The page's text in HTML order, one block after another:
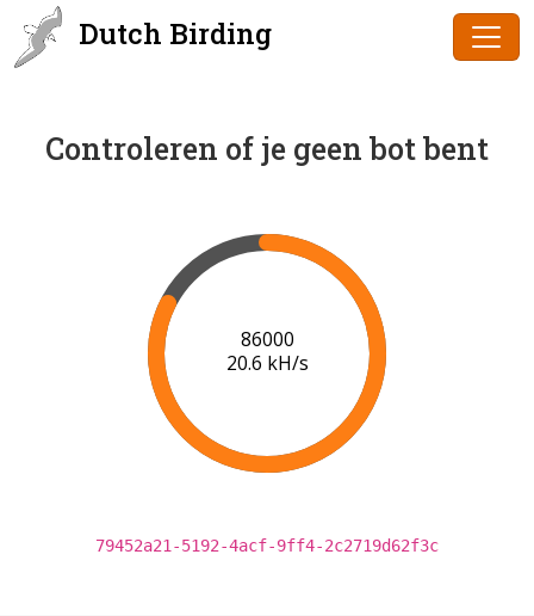
Dutch Birding
Controleren of je geen bot bent
87000
19.8 kH/s
79452a21-5192-4acf-9ff4-2c2719d62f3c